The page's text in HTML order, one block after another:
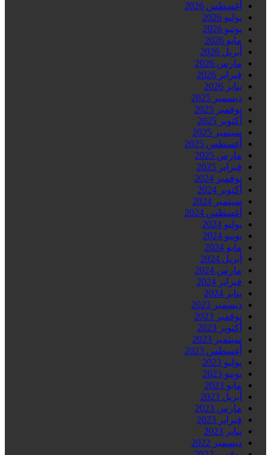
أغسطس 2026
يوليو 2026
يونيو 2026
مايو 2026
أبريل 2026
مارس 2026
فبراير 2026
يناير 2026
ديسمبر 2025
نوفمبر 2025
أكتوبر 2025
سبتمبر 2025
أغسطس 2025
مارس 2025
فبراير 2025
نوفمبر 2024
أكتوبر 2024
سبتمبر 2024
أغسطس 2024
يوليو 2024
يونيو 2024
مايو 2024
أبريل 2024
مارس 2024
فبراير 2024
يناير 2024
ديسمبر 2023
نوفمبر 2023
أكتوبر 2023
سبتمبر 2023
أغسطس 2023
يوليو 2023
يونيو 2023
مايو 2023
أبريل 2023
مارس 2023
فبراير 2023
يناير 2023
ديسمبر 2022